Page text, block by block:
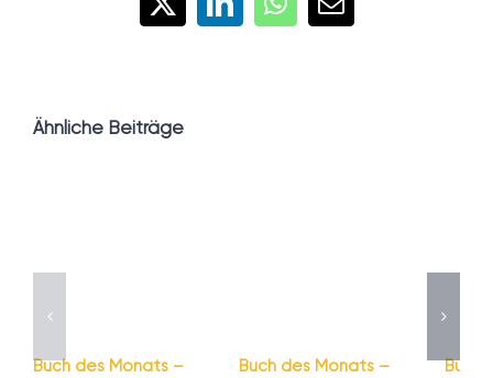
X LinkedInWhatsApp
E-
Ähnliche Beiträge
Buch des Monats –
Buch des Monats –
Buch